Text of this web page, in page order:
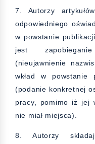
7. Autorzy
odpowiedniego
w powstanie
jest
(nieujawnienie
wkład w powstanie
(podanie konkretnej
pracy, pomimo iż jej
nie miał miejsca).
8. Autorzy